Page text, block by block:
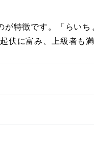
が特徴です。「らい
伏に富み、上級者も